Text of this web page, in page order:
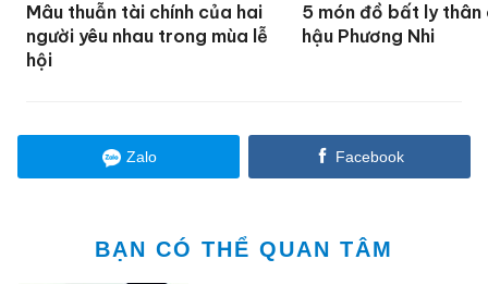
Mâu thuẫn tài chính của hai
người yêu nhau trong mùa lễ
hội
5 món đồ bất ly thân
hậu Phương Nhi
Zalo Facebook
BẠN CÓ THỂ QUAN TÂM